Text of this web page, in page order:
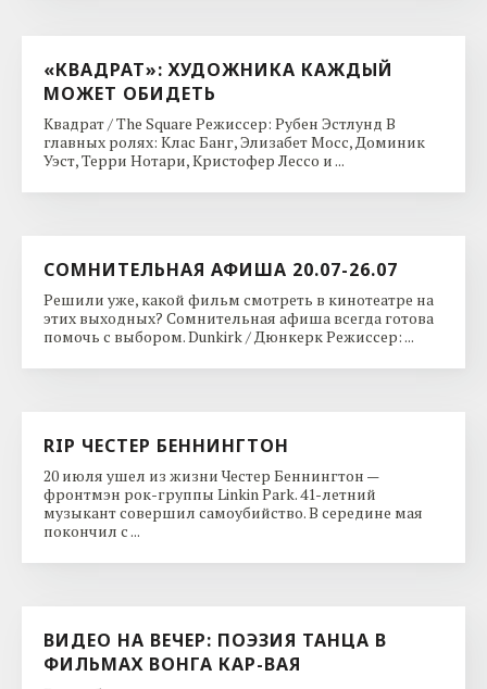
«КВАДРАТ»: ХУДОЖНИКА КАЖДЫЙ
МОЖЕТ ОБИДЕТЬ
Квадрат / The Square Режиссер: Рубен Эстлунд В
главных ролях: Клас Банг, Элизабет Мосс, Доминик
Уэст, Терри Нотари, Кристофер Лессо и ...
СОМНИТЕЛЬНАЯ АФИША 20.07-26.07
Решили уже, какой фильм смотреть в кинотеатре на
этих выходных? Сомнительная афиша всегда готова
помочь с выбором. Dunkirk / Дюнкерк Режиссер: ...
RIP ЧЕСТЕР БЕННИНГТОН
20 июля ушел из жизни Честер Беннингтон —
фронтмэн рок-группы Linkin Park. 41-летний
музыкант совершил самоубийство. В середине мая
покончил с ...
ВИДЕО НА ВЕЧЕР: ПОЭЗИЯ ТАНЦА В
ФИЛЬМАХ ВОНГА КАР-ВАЯ